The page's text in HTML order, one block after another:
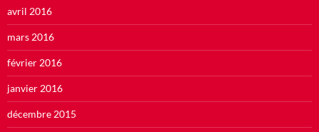
avril 2016
mars 2016
février 2016
janvier 2016
décembre 2015